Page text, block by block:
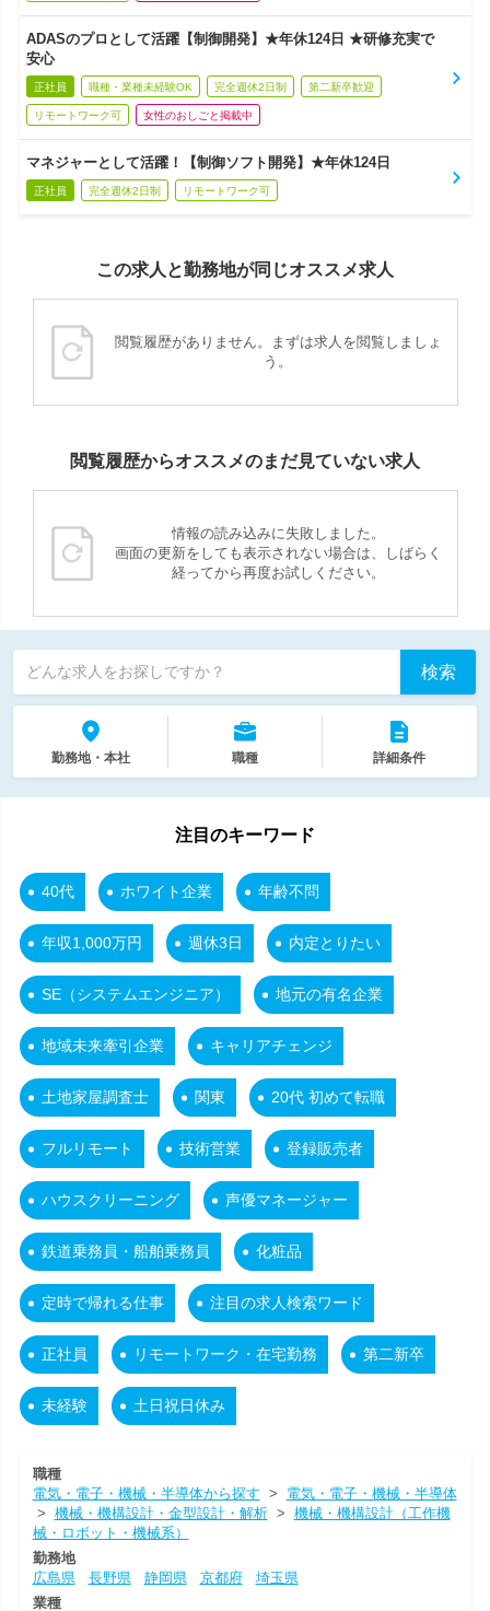
ADASのプロとして活躍【制御開発】★年休124日 ★研修充実で
安心
正社員 職種・業種未経験OK 完全週休2日制 第二新卒歓迎
リモートワーク可 女性のおしごと掲載中
マネジャーとして活躍！【制御ソフト開発】★年休124日
正社員 完全週休2日制 リモートワーク可
この求人と勤務地が同じオススメ求人
閲覧履歴がありません。まずは求人を閲覧しましょ
う。
閲覧履歴からオススメのまだ見ていない求人
情報の読み込みに失敗しました。
画面の更新をしても表示されない場合は、しばらく
経ってから再度お試しください。
どんな求人をお探しですか？ 検索
勤務地・本社 職種 詳細条件
注目のキーワード
40代 ホワイト企業 年齢不問
年収1,000万円 週休3日 内定とりたい
SE（システムエンジニア） 地元の有名企業
地域未来牽引企業 キャリアチェンジ
土地家屋調査士 関東 20代 初めて転職
フルリモート 技術営業 登録販売者
ハウスクリーニング 声優マネージャー
鉄道乗務員・船舶乗務員 化粧品
定時で帰れる仕事 注目の求人検索ワード
正社員 リモートワーク・在宅勤務 第二新卒
未経験 土日祝日休み
職種
電気・電子・機械・半導体から探す > 電気・電子・機械・半導体
> 機械・機構設計・金型設計・解析> 機械・機構設計（工作機
械・ロボット・機械系）
勤務地
広島県
長野県 静岡県 京都府
埼玉県
業種